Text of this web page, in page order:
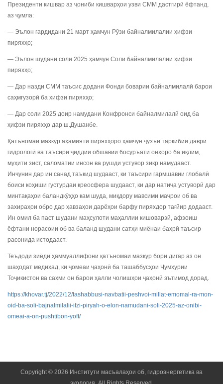
Президенти кишвар аз ҷониби кишварҳои узви СММ дастгирӣ ёфтанд,
аз ҷумла:
— Эълон гардидани 21 март ҳамчун Рӯзи байналмилалии ҳифзи
пиряхҳо;
— Эълон шудани соли 2025 ҳамчун Соли байналмилалии ҳифзи
пиряхҳо;
— Дар назди СММ таъсис додани Фонди боварии байналмилалӣ барои
саҳмгузорӣ ба ҳифзи пиряхҳо;
— Дар соли 2025 доир намудани Конфронси байналмилалӣ оид ба
ҳифзи пиряхҳо дар ш.Душанбе.
Қатъномаи мазкур аҳамияти пиряхҳоро ҳамчун ҷузъи таркибии даври
гидрологӣ ва таъсири ҷиддии обшавии босуръати онҳоро ба иқлим,
муҳити зист, саломатии инсон ва рушди устувор зикр намудааст.
Инчунин дар ин санад таъкид шудааст, ки таъсири гармшавии глобалӣ
боиси коҳиши густурдаи креосфера шудааст, ки дар натиҷа устуворӣ дар
минтақаҳои баландкӯҳҳо кам шуда, миқдору мавсими маҷрои об ва
захираҳои обро дар ҳавзаҳои дарёҳои барфу пиряхдор тағйир додааст.
Ин омил ба паст шудани маҳсулоти маҳаллии кишоварзӣ, афзоиш
ёфтани норасоии об ва баланд шудани сатҳи миёнаи баҳрӣ таъсир
расонида истодааст.
Теъдоди зиёди ҳаммуаллифони қатъномаи мазкур бори дигар аз он
шаҳодат медиҳад, ки ҷомеаи ҷаҳонӣ ба ташаббусҳои Ҷумҳурии
Тоҷикистон ва саҳми он барои ҳалли чолишҳои ҷаҳонӣ эътимод дорад.
https://khovar.tj/2022/12/tashabbusi-navbatii-peshvoi-millat-emomal-ra-mon-
oid-ba-soli-bajnalmilalii-ifzi-piryah-o-elon-namudani-soli-2025-az-onibi-
omeai-a-on-pushtibon-yoft/
Copyright © 2026 Институти масъалаҳои об, гидроэнергетика ва